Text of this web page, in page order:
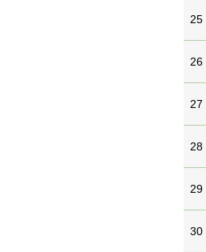
25
26
27
28
29
30